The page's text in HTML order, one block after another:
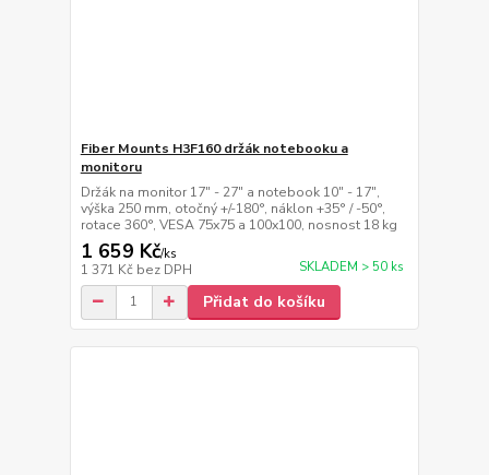
Fiber Mounts H3F160 držák notebooku a
monitoru
Držák na monitor 17" - 27" a notebook 10" - 17",
výška 250 mm, otočný +/-180°, náklon +35° / -50°,
rotace 360°, VESA 75x75 a 100x100, nosnost 18 kg
1 659 Kč/ks
1 371 Kč bez DPH SKLADEM > 50 ks
Přidat do košíku